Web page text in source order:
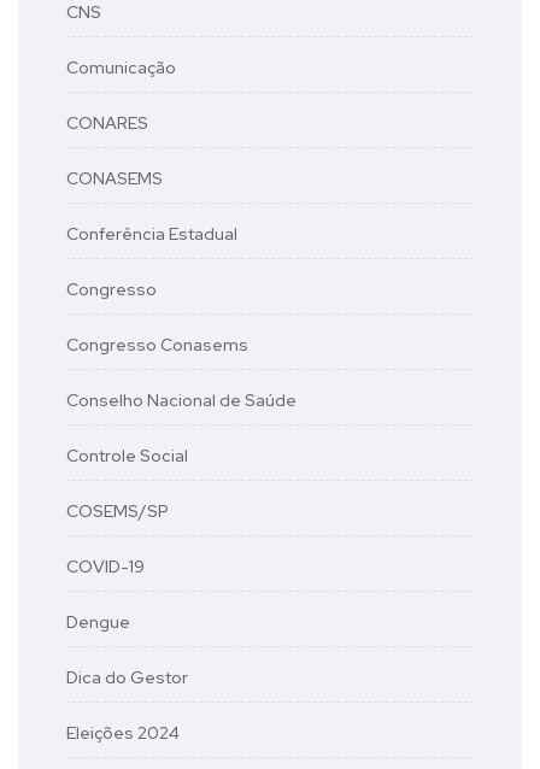
CNS
Comunicação
CONARES
CONASEMS
Conferência Estadual
Congresso
Congresso Conasems
Conselho Nacional de Saúde
Controle Social
COSEMS/SP
COVID-19
Dengue
Dica do Gestor
Eleições 2024